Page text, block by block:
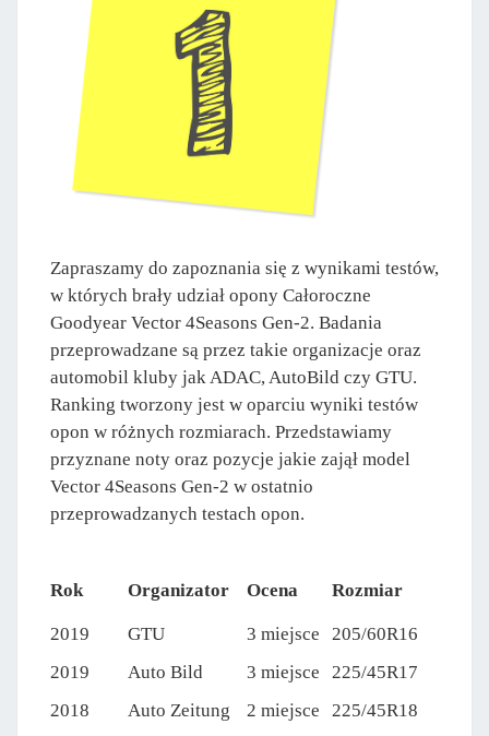
Zapraszamy do zapoznania się z wynikami testów,
w których brały udział opony Całoroczne
Goodyear Vector 4Seasons Gen-2. Badania
przeprowadzane są przez takie organizacje oraz
automobil kluby jak ADAC, AutoBild czy GTU.
Ranking tworzony jest w oparciu wyniki testów
opon w różnych rozmiarach. Przedstawiamy
przyznane noty oraz pozycje jakie zajął model
Vector 4Seasons Gen-2 w ostatnio
przeprowadzanych testach opon.
Rok Organizator Ocena Rozmiar
2019 GTU 3 miejsce
205/60R16
2019
Auto Bild 3 miejsce
225/45R17
2018
Auto Zeitung 2 miejsce
225/45R18